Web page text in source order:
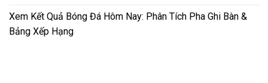
Xem Kết Quả Bóng Đá Hôm Nay: Phân Tích Pha Ghi Bàn &
Bảng Xếp Hạng